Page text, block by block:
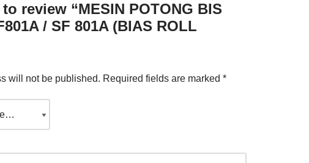
review “MESIN POTONG BIS
/ SF 801A (BIAS ROLL
will not be published. Required fields are marked *